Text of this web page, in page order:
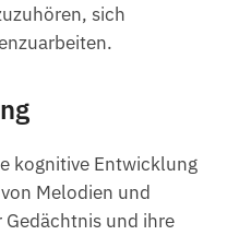
sich
kognitive Entwicklung
Melodien und
Gedächtnis und ihre